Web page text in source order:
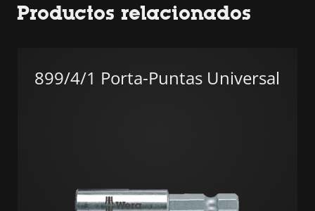
Productos relacionados
899/4/1 Porta-Puntas Universal